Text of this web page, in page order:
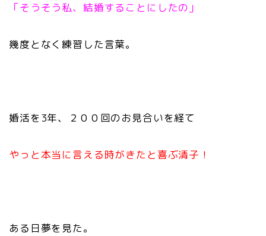
「そうそう私、結婚することにしたの」
幾度となく練習した言葉。
婚活を3年、２００回のお見合いを経て
やっと本当に言える時がきたと喜ぶ清子！
ある日夢を見た。